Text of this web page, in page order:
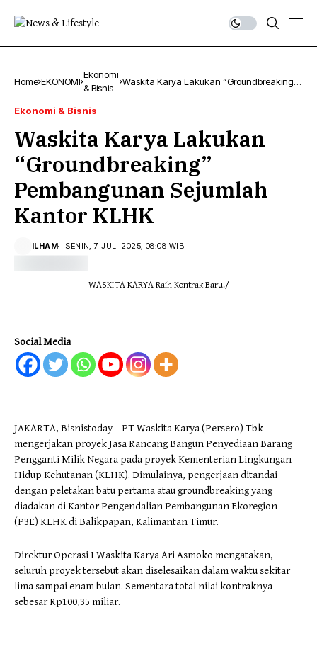
Home EKONOMI
Ekonomi
& Bisnis
Waskita Karya Lakukan “Groundbreaking”
Ekonomi & Bisnis
Waskita Karya Lakukan
“Groundbreaking”
Pembangunan Sejumlah
Kantor KLHK
ILHAM SENIN, 7 JULI 2025, 08:08 WIB
WASKITA KARYA Raih Kontrak Baru./
Social Media
JAKARTA, Bisnistoday – PT Waskita Karya (Persero) Tbk
mengerjakan proyek Jasa Rancang Bangun Penyediaan Barang
Pengganti Milik Negara pada proyek Kementerian Lingkungan
Hidup Kehutanan (KLHK). Dimulainya, pengerjaan ditandai
dengan peletakan batu pertama atau groundbreaking yang
diadakan di Kantor Pengendalian Pembangunan Ekoregion
(P3E) KLHK di Balikpapan, Kalimantan Timur.
Direktur Operasi I Waskita Karya Ari Asmoko mengatakan,
seluruh proyek tersebut akan diselesaikan dalam waktu sekitar
lima sampai enam bulan. Sementara total nilai kontraknya
sebesar Rp100,35 miliar.